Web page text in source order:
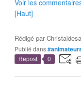
Voir les
[Haut]
Rédigé par
Publié dans
Repost 0